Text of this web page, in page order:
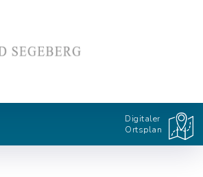
Digitaler
Ortsplan